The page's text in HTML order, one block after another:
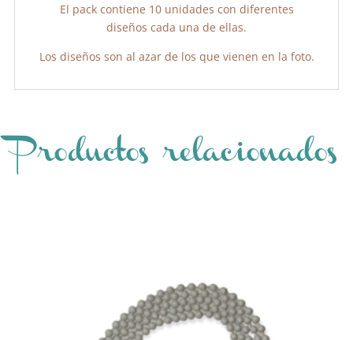
El pack contiene 10 unidades con diferentes
diseños cada una de ellas.
Los diseños son al azar de los que vienen en la foto.
Productos relacionados